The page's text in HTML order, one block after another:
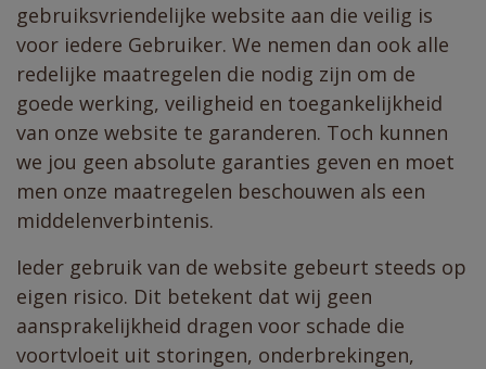
gebruiksvriendelijke website aan die veilig is
voor iedere Gebruiker. We nemen dan ook alle
redelijke maatregelen die nodig zijn om de
goede werking, veiligheid en toegankelijkheid
van onze website te garanderen. Toch kunnen
we jou geen absolute garanties geven en moet
men onze maatregelen beschouwen als een
middelenverbintenis.
Ieder gebruik van de website gebeurt steeds op
eigen risico. Dit betekent dat wij geen
aansprakelijkheid dragen voor schade die
voortvloeit uit storingen, onderbrekingen,